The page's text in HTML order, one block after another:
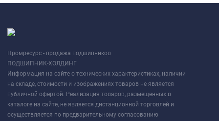
Промресурс - продажа подшипников
ПОДШИПНИК-ХОЛДИНГ
Информация на сайте о технических характеристиках, наличии
на складе, стоимости и изображениях товаров не является
публичной офертой. Реализация товаров, размещенных в
каталоге на сайте, не является дистанционной торговлей и
осуществляется по предварительному согласованию